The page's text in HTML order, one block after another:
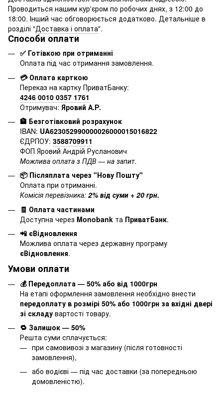
Проводиться нашим кур'єром по робочих днях, з 12:00 до
18:00. Інший час обговорюється додатково. Детальніше в
розділі "Доставка і оплата".
Способи оплати
✅ Готівкою при отриманні
Оплата під час отримання замовлення.
💳 Оплата карткою
Переказ на картку ПриватБанку:
4246 0010 0357 1761
Отримувач: Яровий А.Р.
🏦 Безготівковий розрахунок
IBAN: UA623052990000026000015016822
ЄДРПОУ: 3588709911
ФОП Яровий Андрій Русланович
Можлива оплата з ПДВ — на запит.
📦 Післяплата через "Нову Пошту"
Оплата при отриманні.
Комісія перевізника: 2% від суми + 20 грн.
🧾 Оплата частинами
Доступна через Monobank та ПриватБанк.
📲 єВідновлення
Можлива оплата через державну програму
єВідновлення.
Умови оплати
💰 Передоплата — 50% або від 1000грн
На етапі оформлення замовлення необхідно внести
передоплату в розмірі 50% або 1000грн за вхідні двері
зі складу вартості товару.
🔁 Залишок — 50%
Решта суми сплачується:
при самовивозі з магазину (після готовності
замовлення),
або водієві — під час доставки (за попередньою
домовленістю).